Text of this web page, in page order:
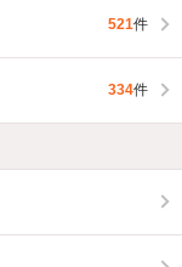
521件
334件